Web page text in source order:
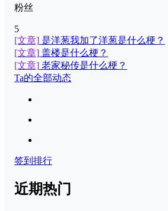
粉丝
5
[文章] 是洋葱我加了洋葱是什么梗？
[文章] 盖楼是什么梗？
[文章] 老家秘传是什么梗？
Ta的全部动态
签到排行
近期热门